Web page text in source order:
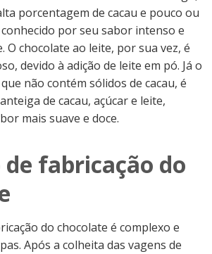
porcentagem de cacau e pouco ou
por seu sabor intenso e
O chocolate ao leite, por sua vez, é
devido à adição de leite em pó. Já o
não contém sólidos de cacau, é
de cacau, açúcar e leite,
mais suave e doce.
de fabricação do
do chocolate é complexo e
Após a colheita das vagens de